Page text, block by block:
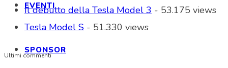
EVENTI
SPONSOR
Il debutto della Tesla Model 3 - 53.175 views
Tesla Model S - 51.330 views
Ultimi commenti